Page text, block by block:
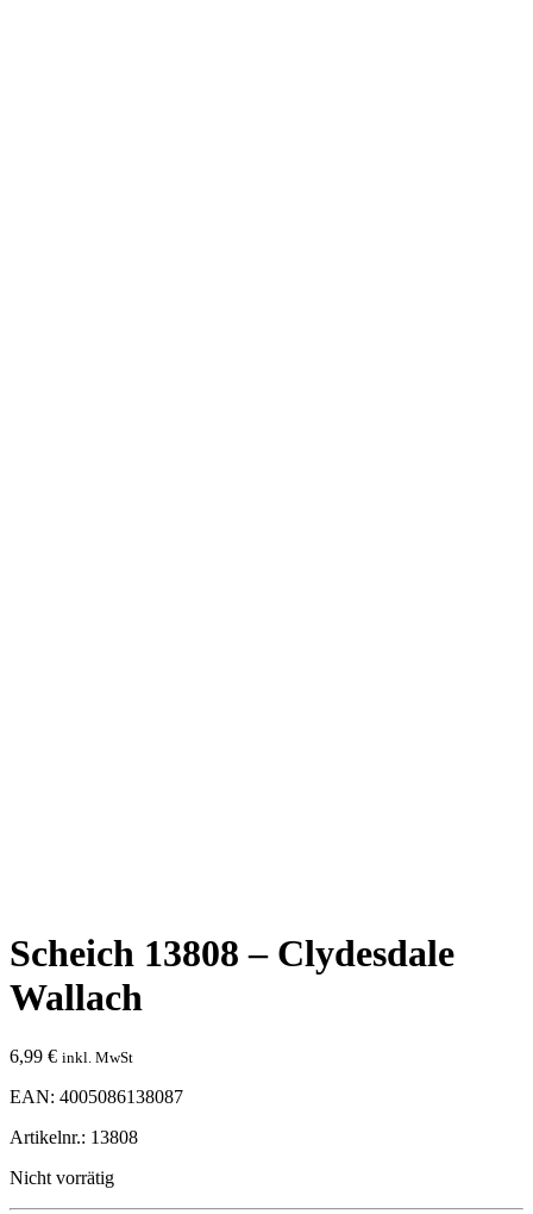
Scheich 13808 – Clydesdale
Wallach
6,99 € inkl. MwSt
EAN: 4005086138087
Artikelnr.: 13808
Nicht vorrätig